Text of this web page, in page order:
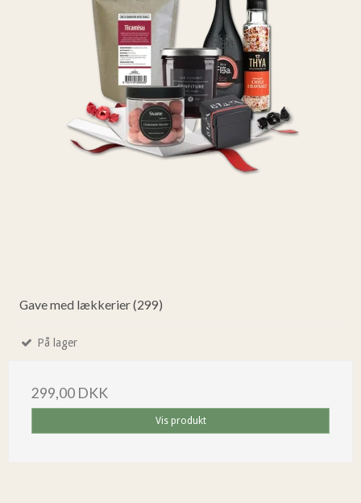
Gave med lækkerier (299)
På lager
299,00 DKK
Vis produkt